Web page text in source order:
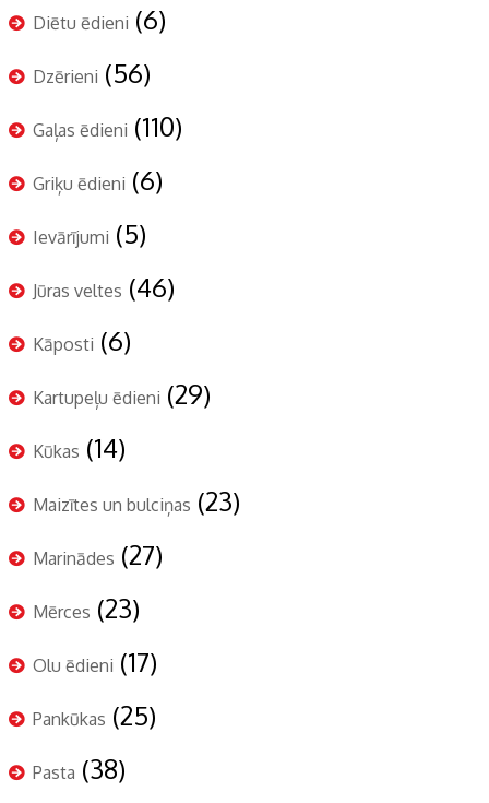
Diētu ēdieni (6)
Dzērieni (56)
Gaļas ēdieni (110)
Griķu ēdieni (6)
Ievārījumi (5)
Jūras veltes (46)
Kāposti (6)
Kartupeļu ēdieni (29)
Kūkas (14)
Maizītes un bulciņas (23)
Marinādes (27)
Mērces (23)
Olu ēdieni (17)
Pankūkas (25)
Pasta (38)